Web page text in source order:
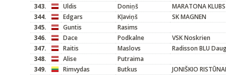
343.
Uldis Doniņš
MARATONA KLUBS
344.
Edgars Kļaviņš
SK MAGNEN
345.
Guntis
Rasims
346.
Dace Podkalne
VSK Noskrien
347.
Raitis Maslovs
Radisson BLU
348.
Alise
Putraima
349.
Rimvydas Butkus
JONIŠKIO RISTŪNAI